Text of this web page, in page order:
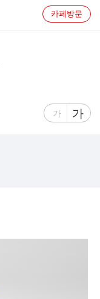
카페방문
글
가
글
자
가